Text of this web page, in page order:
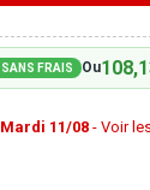
SANS FRAIS Ou
Mardi 11/08- Voir